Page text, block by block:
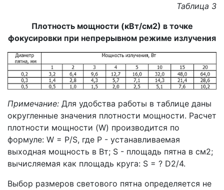
Таблица 3
Плотность мощности (кВт/см2) в точке
фокусировки при непрерывном режиме излучения
Примечание: Для удобства работы в таблице даны
округленные значения плотности мощности. Расчет
плотности мощности (W) производится по
формуле: W = P/S, где P - устанавливаемая
выходная мощность в Вт; S - площадь пятна в см2;
вычисляемая как площадь круга: S = ? D2/4.
Выбор размеров светового пятна определяется не